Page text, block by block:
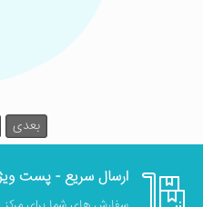
بعدی
ارسال سریع - پست